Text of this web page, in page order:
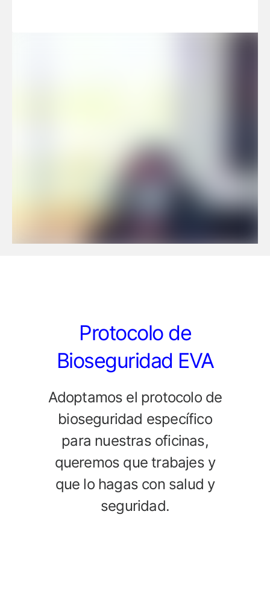
Protocolo de
Bioseguridad EVA
Adoptamos el protocolo de
bioseguridad específico
para nuestras oficinas,
queremos que trabajes y
que lo hagas con salud y
seguridad.